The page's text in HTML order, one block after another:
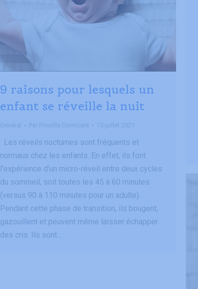
9 raisons pour lesquels un
enfant se réveille la nuit
Général Par Priscilla Domicent 15 juillet 2021
Les réveils nocturnes sont fréquents et
normaux chez les enfants. En effet, ils font
l’expérience d’un micro-réveil entre deux cycles
du sommeil, soit toutes les 45 à 60 minutes
(versus 90 à 110 minutes pour un adulte).
Pendant cette phase de transition, ils bougent,
gazouillent et peuvent même laisser échapper
des cris. Ils sont…